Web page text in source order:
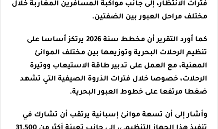
فترات الانتظار، إلى جانب مواكبة المسافرين المغاربة خلال
مختلف مراحل العبور بين الضفتين.
كما أورد التقرير أن مخطط سنة 2026 يرتكز أساسا على
تنظيم الرحلات البحرية وتوزيعها بين مختلف الموانئ
المعنية، مع العمل على تدبير طاقة الاستيعاب ووتيرة
الرحلات، خصوصا خلال فترات الذروة الصيفية التي تشهد
ضغطا مرتفعا على خطوط العبور البحرية.
وأشار إلى أن تسعة موانئ إسبانية يرتقب أن تشارك في